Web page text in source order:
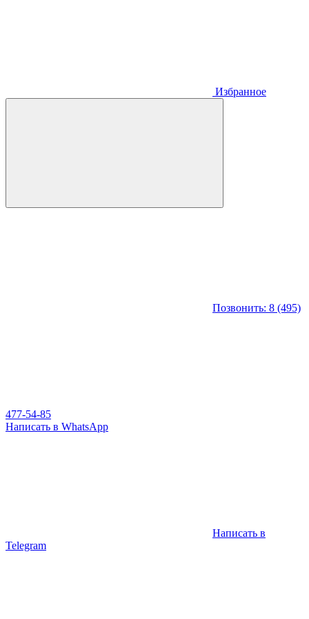
Избранное
Позвонить: 8 (495)
477-54-85
Написать в WhatsApp
Написать в
Telegram